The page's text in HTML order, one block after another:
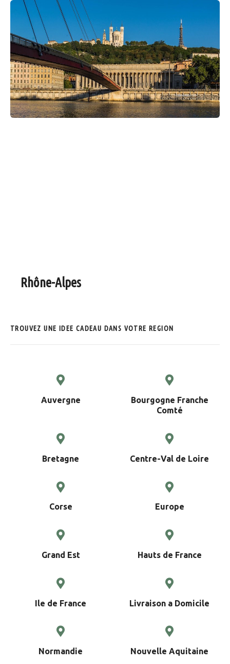
Rhône-Alpes
TROUVEZ UNE IDEE CADEAU DANS VOTRE REGION
Auvergne
Bourgogne Franche
Comté
Bretagne Centre-Val de Loire
Corse Europe
Grand Est Hauts de France
Ile de France Livraison a Domicile
Normandie Nouvelle Aquitaine